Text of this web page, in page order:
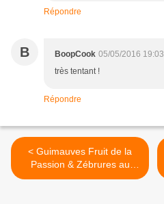
Répondre
B BoopCook 05/05/2016 19:03
très tentant !
Répondre
< Guimauves Fruit de la
Passion & Zébrures au
Chocolat au Lait